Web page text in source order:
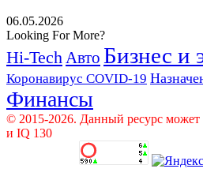
06.05.2026
Looking For More?
Hi-TechАвто Бизнес и
Коронавирус COVID-19
Финансы
© 2015-2026. Данный ресурс может
и IQ 130